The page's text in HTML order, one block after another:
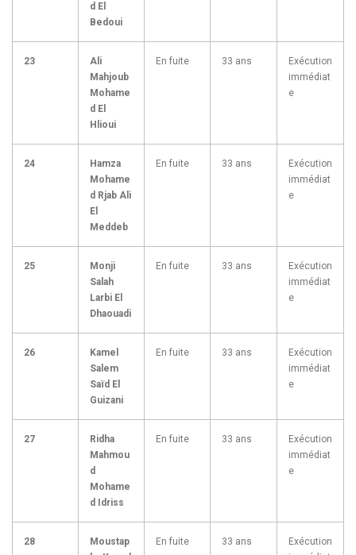
d El
Bedoui
23
Ali
Mahjoub
Mohame
d El
Hlioui
En fuite 33 ans
Exécution
immédiat
e
24
Hamza
Mohame
d Rjab Ali
El
Meddeb
En fuite 33 ans
Exécution
immédiat
e
25
Monji
Salah
Larbi El
Dhaouadi
En fuite 33 ans
Exécution
immédiat
e
26
Kamel
Salem
Saïd El
Guizani
En fuite 33 ans
Exécution
immédiat
e
27
Ridha
Mahmou
d
Mohame
d Idriss
En fuite 33 ans
Exécution
immédiat
e
28
Moustap
En fuite 33 ans
Exécution